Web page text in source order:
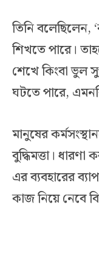
তিনি বলেছিলেন,
শিখতে পারে।
শেখে কিংবা ভুল
ঘটতে পারে,
মানুষের
বুদ্ধিমত্তা।
এর ব্যবহারের
কাজ নিয়ে নেবে